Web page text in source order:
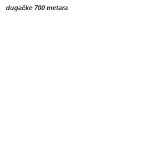
dugačke 700 metara